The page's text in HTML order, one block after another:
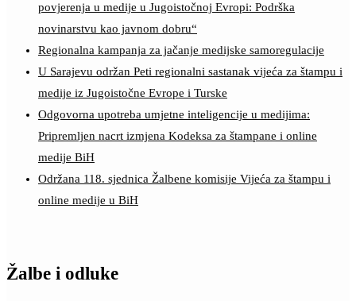
povjerenja u medije u Jugoistočnoj Evropi: Podrška
novinarstvu kao javnom dobru“
Regionalna kampanja za jačanje medijske samoregulacije
U Sarajevu održan Peti regionalni sastanak vijeća za štampu i
medije iz Jugoistočne Evrope i Turske
Odgovorna upotreba umjetne inteligencije u medijima:
Pripremljen nacrt izmjena Kodeksa za štampane i online
medije BiH
Održana 118. sjednica Žalbene komisije Vijeća za štampu i
online medije u BiH
Žalbe i odluke